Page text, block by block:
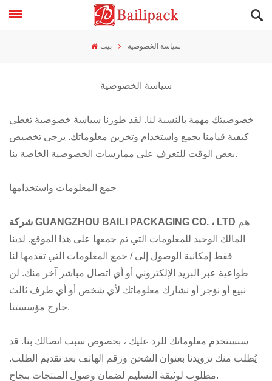
بيت سياسة الخصوصية
سياسة الخصوصية
خصوصيتك مهمة بالنسبة لنا. لقد طورنا سياسة خصوصية تغطي
كيفية قيامنا بجمع واستخدام وتخزين معلوماتك. يرجى تخصيص
بعض الوقت للتعرف على ممارسات الخصوصية الخاصة بنا.
جمع المعلومات واستخدامها
شركة GUANGZHOU BAILI PACKAGING CO. ، LTD
المالك الوحيد للمعلومات التي تم جمعها على هذا الموقع. لدينا
فقط إمكانية الوصول إلى / جمع المعلومات التي تقدمها لنا
طواعية عبر البريد الإلكتروني أو أي اتصال مباشر آخر منك. لن
نبيع أو نؤجر أو نشارك معلوماتك لأي شخص أو أي طرف ثالث
خارج مؤسستنا.
سنستخدم معلوماتك للرد عليك ، بخصوص سبب اتصالك بنا. قد
يُطلب منك تزويدنا بعنوان الشحن ورقم الهاتف بعد تقديم الطلب.
مطلوب لوثيقة التسليم لضمان وصول المنتجات بنجاح.